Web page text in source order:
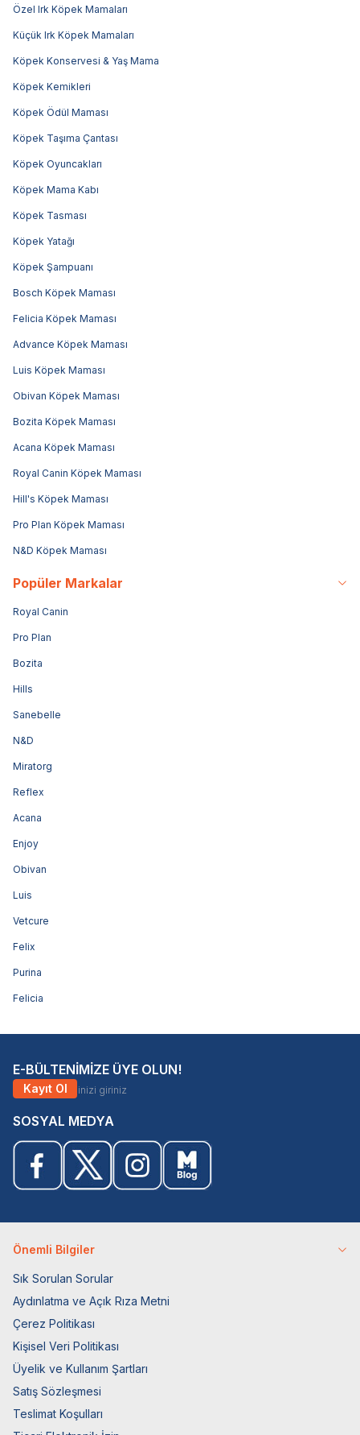
Özel Irk Köpek Mamaları
Küçük Irk Köpek Mamaları
Köpek Konservesi & Yaş Mama
Köpek Kemikleri
Köpek Ödül Maması
Köpek Taşıma Çantası
Köpek Oyuncakları
Köpek Mama Kabı
Köpek Tasması
Köpek Yatağı
Köpek Şampuanı
Bosch Köpek Maması
Felicia Köpek Maması
Advance Köpek Maması
Luis Köpek Maması
Obivan Köpek Maması
Bozita Köpek Maması
Acana Köpek Maması
Royal Canin Köpek Maması
Hill's Köpek Maması
Pro Plan Köpek Maması
N&D Köpek Maması
Popüler Markalar
Royal Canin
Pro Plan
Bozita
Hills
Sanebelle
N&D
Miratorg
Reflex
Acana
Enjoy
Obivan
Luis
Vetcure
Felix
Purina
Felicia
E-BÜLTENİMİZE ÜYE OLUN!
Kayıt Ol
SOSYAL MEDYA
Önemli Bilgiler
Sık Sorulan Sorular
Aydınlatma ve Açık Rıza Metni
Çerez Politikası
Kişisel Veri Politikası
Üyelik ve Kullanım Şartları
Satış Sözleşmesi
Teslimat Koşulları